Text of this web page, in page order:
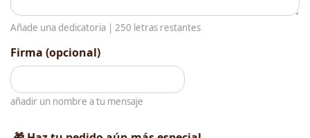
Añade una dedicatoria | 250 letras restantes
Firma (opcional)
añadir un nombre a tu mensaje